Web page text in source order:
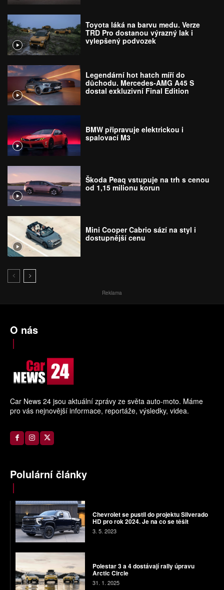
Toyota láká na barvu medu. Verze
TRD Pro dostanou výrazný lak i
vylepšený podvozek
Legendární hot hatch míří do
důchodu. Mercedes-AMG A45 S
dostal exkluzivní Final Edition
BMW připravuje elektrickou i
spalovací M3
Škoda Peaq vstupuje na trh s cenou
od 1,15 milionu korun
Mini Cooper Cabrio sází na styl i
dostupnější cenu
Reklama
O nás
Car News 24 jsou aktuální zprávy ze světa auto-moto. Máme
pro vás nejnovější informace, reportáže, výsledky, videa.
Polulární články
Chevrolet se pustil do projektu Silverado
HD pro rok 2024. Je na co se těšit
3. 5. 2023
Polestar 3 a 4 dostávají rally úpravu
Arctic Circle
31. 1. 2025